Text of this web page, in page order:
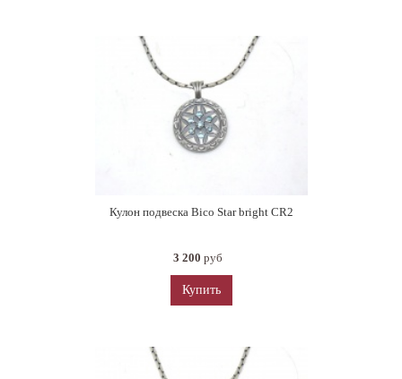
Кулон подвеска Bico Star bright CR2
3 200 руб
Купить